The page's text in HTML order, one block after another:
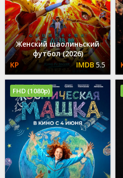
Женский шаолиньский
футбол (2026)
5.5
FHD (1080p)